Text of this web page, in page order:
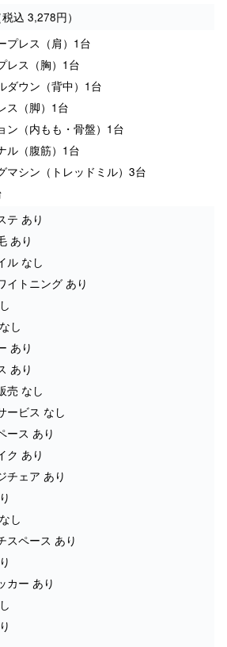
込 3,278円）
プレス（肩）1台
レス（胸）1台
ダウン（背中）1台
ス（脚）1台
ン（内もも・骨盤）1台
ル（腹筋）1台
マシン（トレッドミル）3台
テ あり
あり
ル なし
イトニング あり
し
あり
あり
売 なし
ービス なし
ース あり
ク あり
チェア あり
し
スペース あり
カー あり